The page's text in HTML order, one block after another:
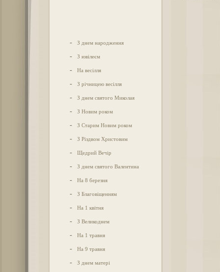
- З днем народження
- З ювілеєм
- На весілля
- З річницею весілля
- З днем святого Миколая
- З Новим роком
- З Старим Новим роком
- З Різдвом Христовим
- Щедрий Вечір
- З днем святого Валентина
- На 8 березня
- З Благовіщенням
- На 1 квітня
- З Великоднем
- На 1 травня
- На 9 травня
- З днем матері